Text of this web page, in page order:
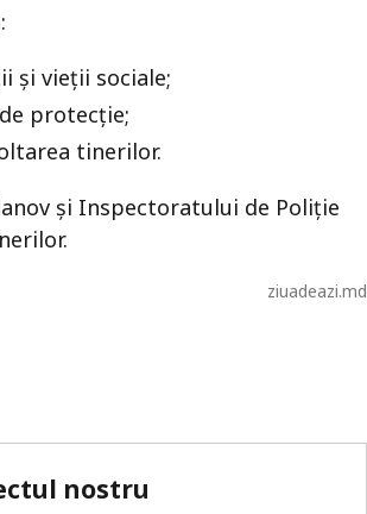
și vieții sociale;
protecție;
tinerilor.
și Inspectoratului de Poliție
ziuadeazi.md
nostru